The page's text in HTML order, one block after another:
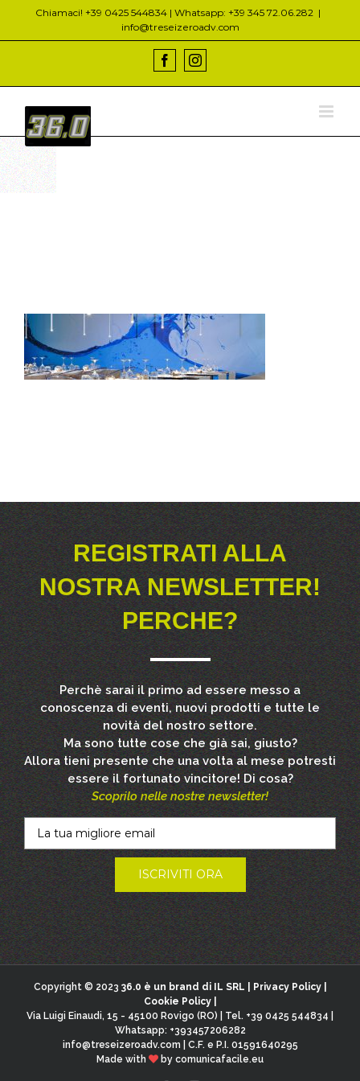
contenuto
Chiamaci! +39 0425 544834 | Whatsapp: +39 345 72.06.282 |
info@treseizeroadv.com
FacebookInstagram
REGISTRATI ALLA
NOSTRA NEWSLETTER!
PERCHE?
Perchè sarai il primo ad essere messo a
conoscenza di eventi, nuovi prodotti e tutte le
novità del nostro settore.
Ma sono tutte cose che già sai, giusto?
Allora tieni presente che una volta al mese potresti
essere il fortunato vincitore! Di cosa?
Scoprilo nelle nostre newsletter!
Copyright © 2023 36.0 è un brand di IL SRL | Privacy Policy|
Cookie Policy|
Via Luigi Einaudi, 15 - 45100 Rovigo (RO) | Tel. +39 0425 544834 |
Whatsapp: +393457206282
info@treseizeroadv.com | C.F. e P.I. 01591640295
Made with
by comunicafacile.eu